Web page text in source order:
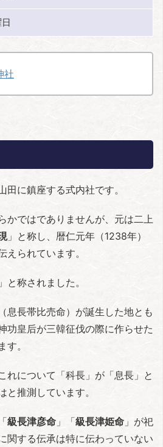
社
田に鎮座する式内社です。
かではでありませんが、元は二上
」と称し、暦仁元年（1238年）
えられています。
」と称されました。
息長帯比売命）が誕生した地とも
功皇后が三韓征伐の際に作らせた
す。
れについて「科長」が「息長」と
と推測しています。
級長津彦命 」「級長津姫命 」が祀
関する伝承は特に伝わっていない